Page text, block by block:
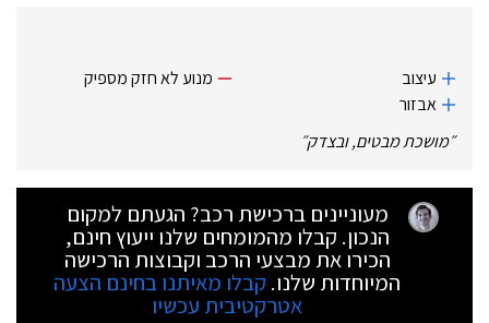
עיצוב
אבזור
מנוע לא חזק מספיק
״מושכת מבטים, ובצדק״
מעוניינים ברכישת רכב? הגעתם למקום
הנכון. קבלו מהמומחים שלנו ייעוץ חינם,
הכירו את מבצעי הרכב וקבוצות הרכישה
המיוחדות שלנו. קבלו מאיתנו בחינם הצעה
אטרקטיבית עכשיו